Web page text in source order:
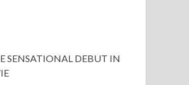
SENSATIONAL DEBUT IN